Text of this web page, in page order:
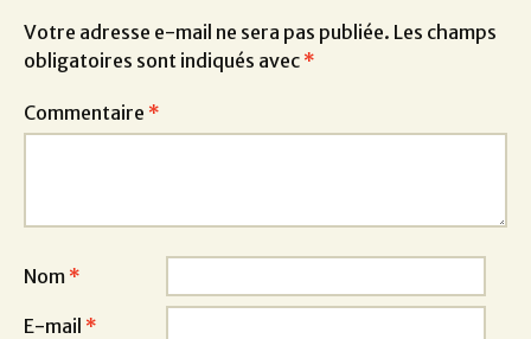
Votre adresse e-mail ne sera pas publiée. Les champs
obligatoires sont indiqués avec *
Commentaire *
Nom *
E-mail *